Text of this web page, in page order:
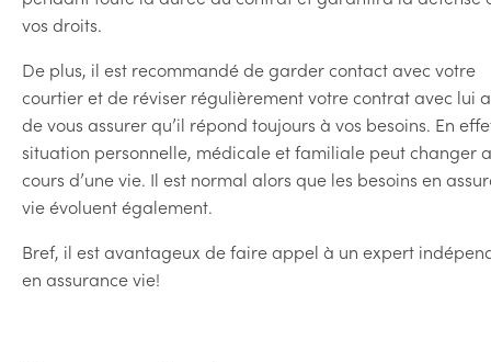
vos droits.
De plus, il est recommandé de garder contact avec votre
courtier et de réviser régulièrement votre contrat avec lui
de vous assurer qu’il répond toujours à vos besoins. En
situation personnelle, médicale et familiale peut changer
cours d’une vie. Il est normal alors que les besoins en
vie évoluent également.
Bref, il est avantageux de faire appel à un expert
en assurance vie!